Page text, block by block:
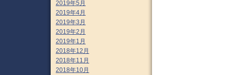
2019年5月
2019年4月
2019年3月
2019年2月
2019年1月
2018年12月
2018年11月
2018年10月